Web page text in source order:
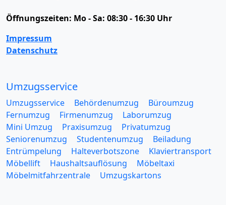
Öffnungszeiten: Mo - Sa: 08:30 - 16:30 Uhr
Impressum
Datenschutz
Umzugsservice
Umzugsservice Behördenumzug
Büroumzug
Fernumzug
Firmenumzug
Laborumzug
Mini Umzug
Praxisumzug
Privatumzug
Seniorenumzug
Studentenumzug
Beiladung
Entrümpelung
Halteverbotszone
Klaviertransport
Möbellift
Haushaltsauflösung
Möbeltaxi
Möbelmitfahrzentrale
Umzugskartons